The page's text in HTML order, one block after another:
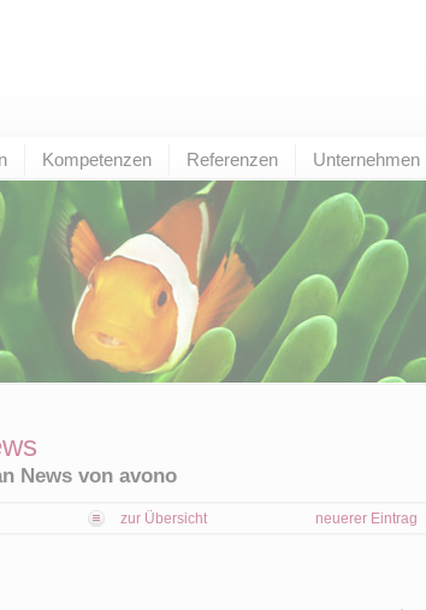
Kompetenzen Referenzen Unternehmen
News von avono
neuerer Eintrag
zur Übersicht